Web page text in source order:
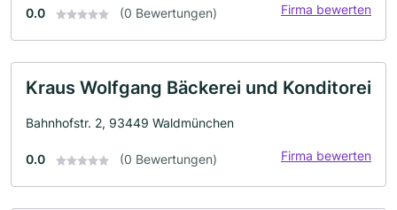
0.0 (0 Bewertungen) Firma bewerten
Kraus Wolfgang Bäckerei und Konditorei
Bahnhofstr. 2, 93449 Waldmünchen
0.0 (0 Bewertungen) Firma bewerten